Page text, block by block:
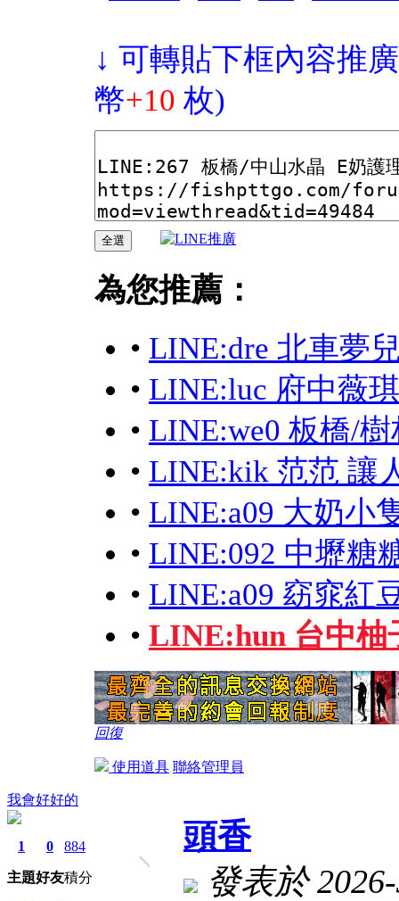
↓ 可轉貼下框內容推
幣+10 枚)
為您推薦：
• LINE:dre 北車夢
• LINE:luc 府中薇琪
• LINE:we0 板橋/
• LINE:kik 范范 讓
• LINE:a09 大奶小
• LINE:092 中壢糖
• LINE:a09 窈窕紅
• LINE:hun 台中柚
回復
使用道具 聯絡管理員
我會好好的
1
主題
0
好友
884
積分
頭香
發表於